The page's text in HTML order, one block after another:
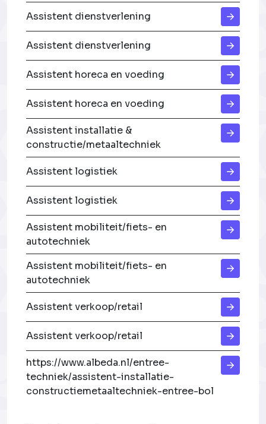
Assistent dienstverlening
Assistent dienstverlening
Assistent horeca en voeding
Assistent horeca en voeding
Assistent installatie &
constructie/metaaltechniek
Assistent logistiek
Assistent logistiek
Assistent mobiliteit/fiets- en
autotechniek
Assistent mobiliteit/fiets- en
autotechniek
Assistent verkoop/retail
Assistent verkoop/retail
https://www.albeda.nl/entree-
techniek/assistent-installatie-
constructiemetaaltechniek-entree-bol